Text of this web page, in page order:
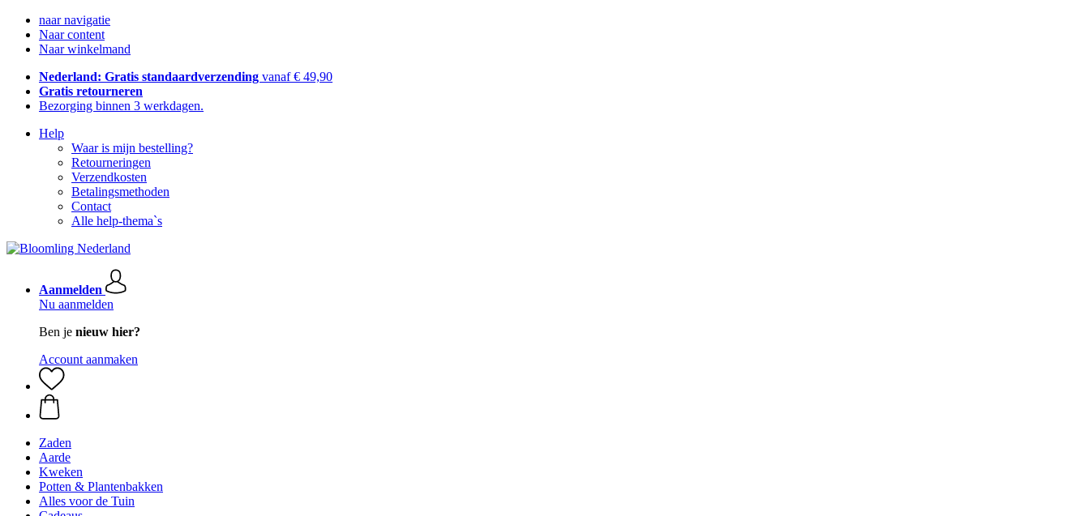
naar navigatie
Naar content
Naar winkelmand
Nederland: Gratis standaardverzending vanaf € 49,90
Gratis retourneren
Bezorging binnen 3 werkdagen.
Help
Waar is mijn bestelling?
Retourneringen
Verzendkosten
Betalingsmethoden
Contact
Alle help-thema`s
Aanmelden
Nu aanmelden
Ben je nieuw hier?
Account aanmaken
Zaden
Aarde
Kweken
Potten & Plantenbakken
Alles voor de Tuin